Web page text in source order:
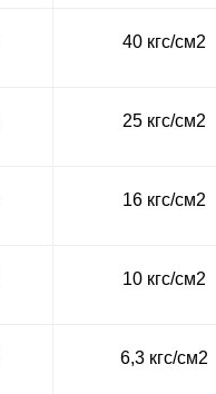
40 кгс/см2
25 кгс/см2
16 кгс/см2
10 кгс/см2
6,3 кгс/см2